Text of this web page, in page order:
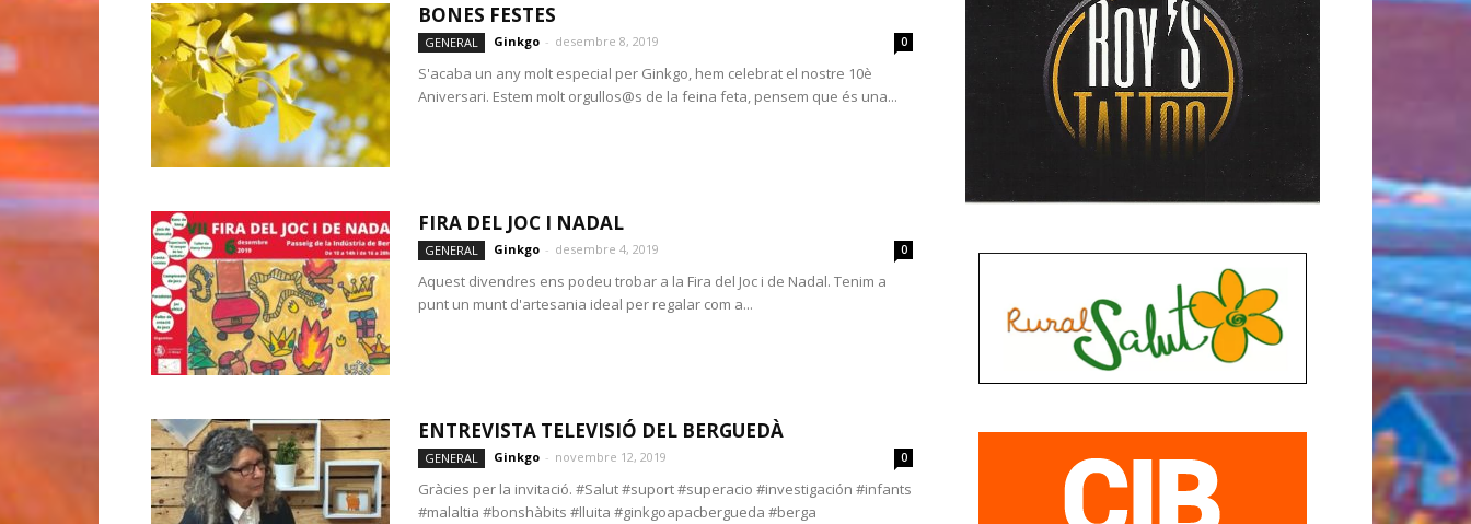
BONES FESTES
GENERAL Ginkgo - desembre 8, 2019 0
S'acaba un any molt especial per Ginkgo, hem celebrat el nostre 10è
Aniversari. Estem molt orgullos@s de la feina feta, pensem que és una...
FIRA DEL JOC I NADAL
GENERAL Ginkgo - desembre 4, 2019 0
Aquest divendres ens podeu trobar a la Fira del Joc i de Nadal. Tenim a
punt un munt d'artesania ideal per regalar com a...
ENTREVISTA TELEVISIÓ DEL BERGUEDÀ
GENERAL Ginkgo - novembre 12, 2019 0
Gràcies per la invitació. #Salut #suport #superacio #investigación #infants
#malaltia #bonshàbits #lluita #ginkgoapacbergueda #berga